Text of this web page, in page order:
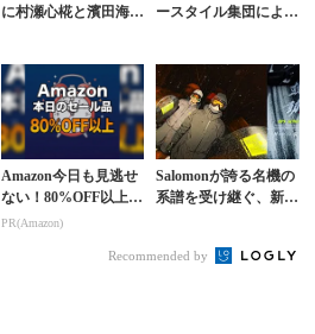
に村瀬心椛と濱田海人
ースタイル集団による
Amazon今日も見逃せ
ない！80%OFF以上が
続々登場
PR(Amazon)
Salomonが誇る名機の
系譜を受け継ぐ、新た
さ”を追求した...
Recommended by